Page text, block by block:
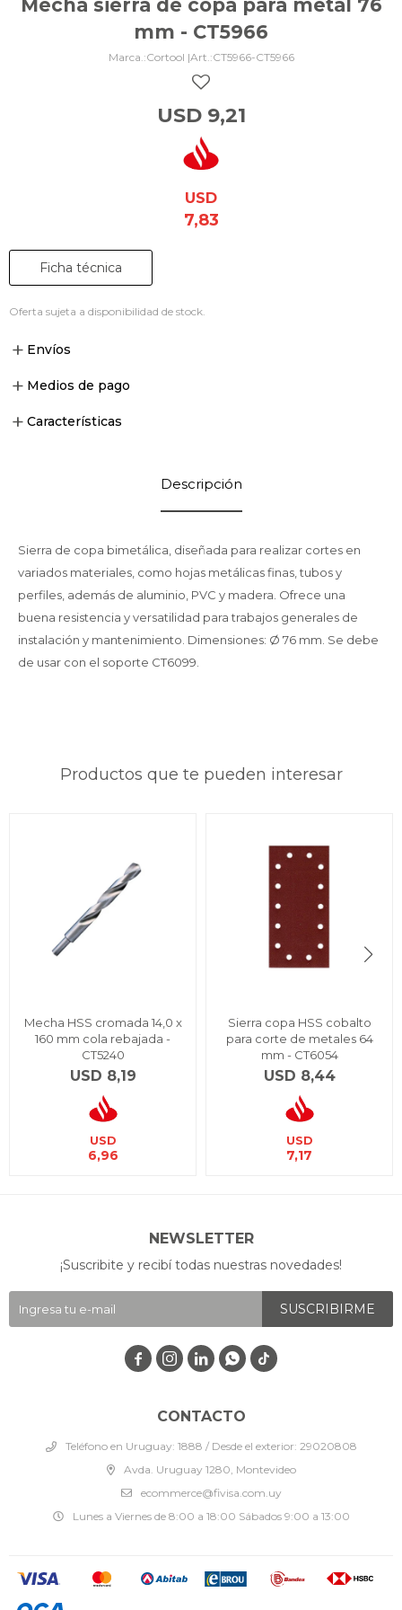
Mecha sierra de copa para metal 76
mm - CT5966
Cortool | CT5966-CT5966
USD 9,21
USD
7,83
Ficha técnica
Oferta sujeta a disponibilidad de stock.
Envíos
Medios de pago
Características
Descripción
Sierra de copa bimetálica, diseñada para realizar cortes en
variados materiales, como hojas metálicas finas, tubos y
perfiles, además de aluminio, PVC y madera. Ofrece una
buena resistencia y versatilidad para trabajos generales de
instalación y mantenimiento. Dimensiones: Ø 76 mm. Se debe
de usar con el soporte CT6099.
Productos que te pueden interesar
Mecha HSS cromada 14,0 x
160 mm cola rebajada -
CT5240
USD 8,19
USD
6,96
Sierra copa HSS cobalto
para corte de metales 64
mm - CT6054
USD 8,44
USD
7,17
CONTACTO
Teléfono en Uruguay: 1888 / Desde el exterior: 29020808
Avda. Uruguay 1280, Montevideo
ecommerce@fivisa.com.uy
Lunes a Viernes de 8:00 a 18:00 Sábados 9:00 a 13:00
NEWSLETTER
¡Suscribite y recibí todas nuestras novedades!
SUSCRIBIRME
   